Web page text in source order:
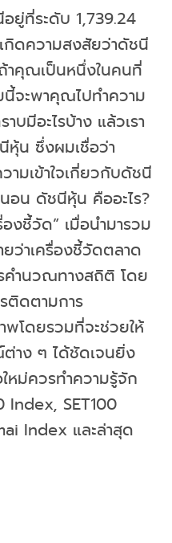
ยู่ที่ระดับ 1,739.24
กิดความสงสัยว่าดัชนี
าคุณเป็นหนึ่งในคนที่
จะพาคุณไปทำความ
บมีอะไรบ้าง แล้วเรา
หุ้น ซึ่งผมเชื่อว่า
ามเข้าใจเกี่ยวกับดัชนี
อน ดัชนีหุ้น คืออะไร?
งชี้วัด” เมื่อนำมารวม
ว่าเครื่องชี้วัดตลาด
คำนวณทางสถิติ โดย
ติดตามการ
พโดยรวมที่จะช่วยให้
าง ๆ ได้ชัดเจนยิ่ง
ม่ควรทำความรู้จัก
Index, SET100
Index และล่าสุด